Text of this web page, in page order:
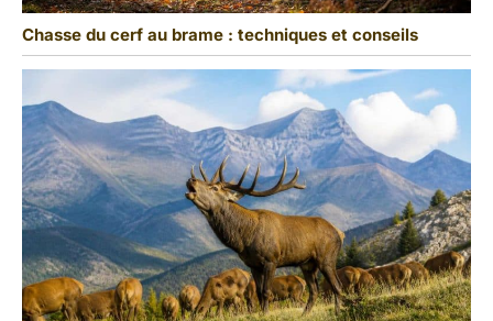
Chasse du cerf au brame : techniques et conseils